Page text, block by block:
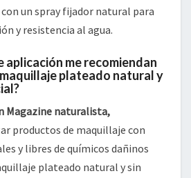
un spray fijador natural para
y resistencia al agua.
aplicación me recomiendan
plateado natural y
Magazine naturalista,
productos de maquillaje con
y libres de químicos dañinos
plateado natural y sin